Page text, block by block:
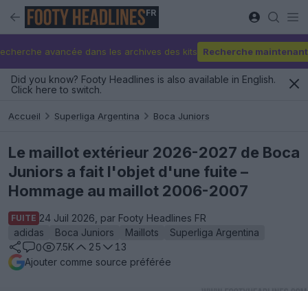
FR
avancée dans les archives des kits Recherche maintenant
Did you know? Footy Headlines is also available in English.
Click here to switch.
Accueil Superliga Argentina Boca Juniors
Le maillot extérieur 2026-2027 de Boca
Juniors a fait l'objet d'une fuite –
Hommage au maillot 2006-2007
FUITE 24 Juil 2026, par Footy Headlines FR
adidas
Boca Juniors Maillots
Superliga Argentina
0
7.5K 25
13
Ajouter comme source préférée